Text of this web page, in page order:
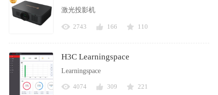
激光投影机
2743 166 110
H3C Learningspace
Learningspace
4074 309 221